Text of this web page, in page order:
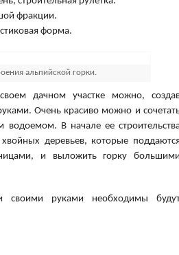
фракции.
форма.
альпийской горки.
дачном участке можно,
Очень красиво можно и
водоемом. В начале ее
деревьев, которые
и выложить горку
своими руками необходимы